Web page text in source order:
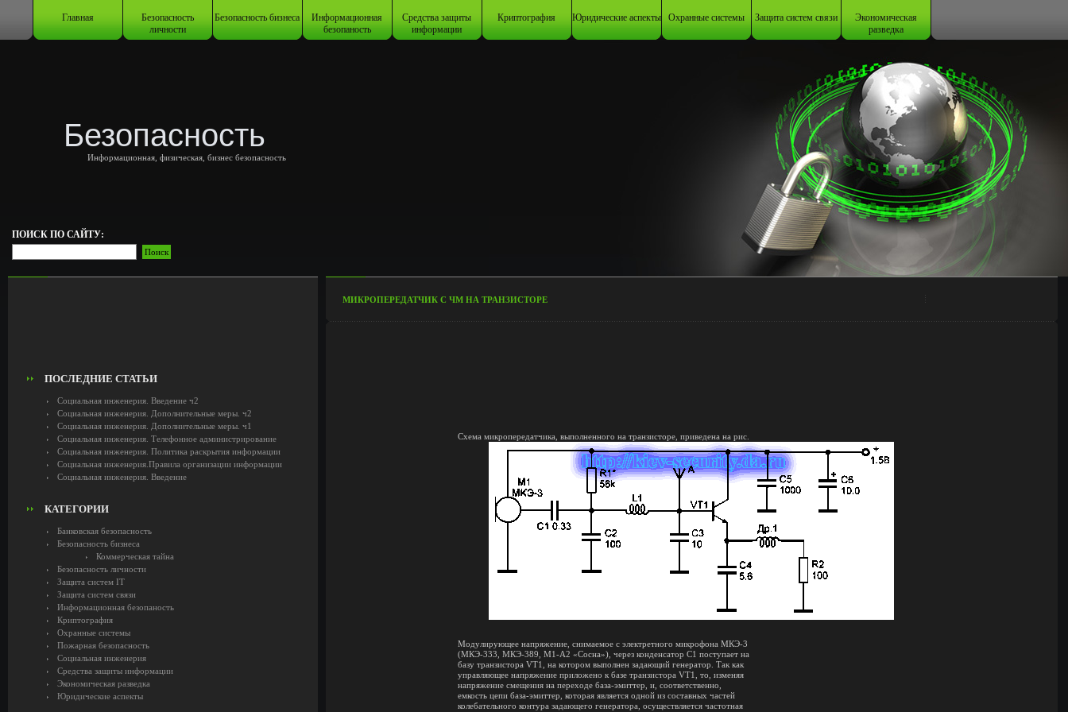
Главная Безопасность
личности
Безопасность бизнеса Информационная
безопаность
Средства защиты
информации
Криптография Юридические аспекты Охранные системы Защита систем связи Экономическая
разведка
Безопасность
Информационная, физическая, бизнес безопасность
ПОИСК ПО САЙТУ:
ПОСЛЕДНИЕ СТАТЬИ
Социальная инженерия. Введение ч2
Социальная инженерия. Дополнительные меры. ч2
Социальная инженерия. Дополнительные меры. ч1
Социальная инженерия. Телефонное администрирование
Социальная инженерия. Политика раскрытия информации
Социальная инженерия.Правила организации информации
Социальная инженерия. Введение
КАТЕГОРИИ
Банковская безопасность
Безопасность бизнеса
Коммерческая тайна
Безопасность личности
Защита систем IT
Защита систем связи
Информационная безопаность
Криптография
Охранные системы
Пожарная безопасность
Социальная инженерия
Средства защиты информации
Экономическая разведка
Юридические аспекты
МИКРОПЕРЕДАТЧИК С ЧМ НА ТРАНЗИСТОРЕ
Схема микропередатчика, выполненного на транзисторе, приведена на рис.
Модулирующее напряжение, снимаемое с электретного микрофона МКЭ-3
(МКЭ-333, МКЭ-389, М1-А2 «Сосна»), через конденсатор С1 поступает на
базу транзистора VT1, на котором выполнен задающий генератор. Так как
управляющее напряжение приложено к базе транзистора VT1, то, изменяя
напряжение смещения на переходе база-эмиттер, и, соответственно,
емкость цепи база-эмиттер, которая является одной из составных частей
колебательного контура задающего генератора, осуществляется частотная